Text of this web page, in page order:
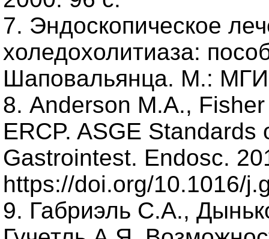
7. Эндоскопическое
холедохолитиаза:
Шаповальянца. М.:
8. Anderson M.A.,
ERCP. ASGE
Gastrointest. Endosc.
https://doi.org/10.1016/
9. Габриэль С.А.,